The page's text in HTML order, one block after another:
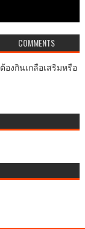
COMMENTS
องกินเกลือเสริมหรือ